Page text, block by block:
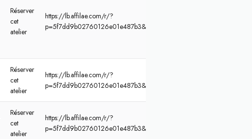
Réserver
cet
atelier
https://lb.affilae.com/r/?
Réserver
cet
atelier
https://lb.affilae.com/r/?
Réserver
cet
atelier
https://lb.affilae.com/r/?